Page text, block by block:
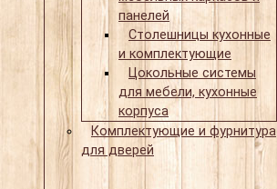
панелей
Столешницы кухонные
и комплектующие
Цокольные системы
для мебели, кухонные
корпуса
Комплектующие и фурнитура
для дверей